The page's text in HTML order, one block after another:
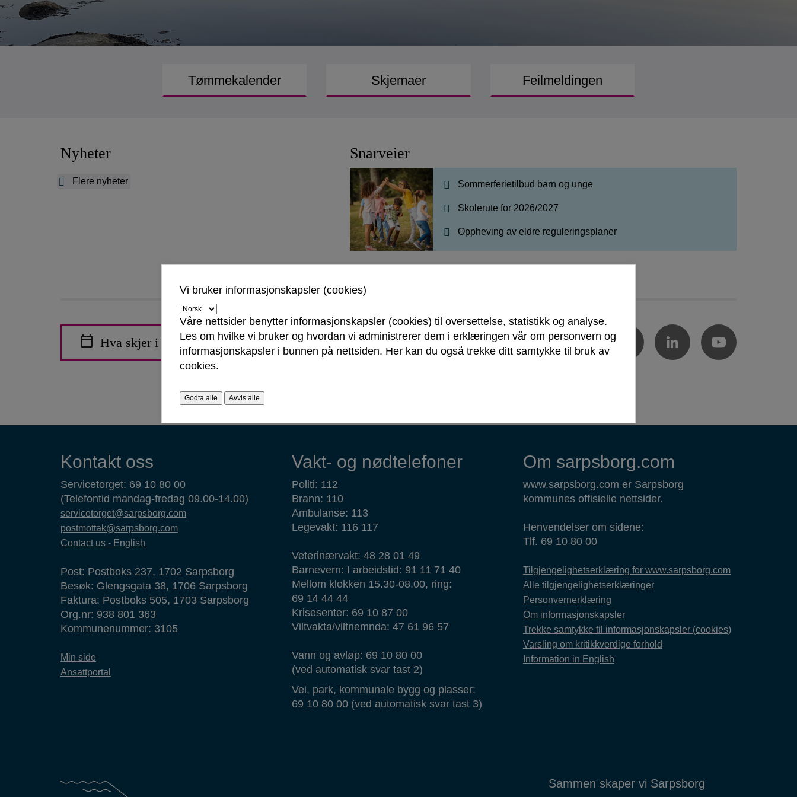
Tømmekalender Skjemaer Feilmeldingen
Nyheter
Flere nyheter
Snarveier
Sommerferietilbud barn og unge
Skolerute for 2026/2027
Oppheving av eldre reguleringsplaner
Hva skjer i Sarpsborg?
Kontaktinformasjon
Kontakt oss
Servicetorget: 69 10 80 00
(Telefontid mandag-fredag 09.00-14.00)
servicetorget@sarpsborg.com
postmottak@sarpsborg.com
Contact us - English
Post: Postboks 237, 1702 Sarpsborg
Besøk: Glengsgata 38, 1706 Sarpsborg
Faktura: Postboks 505, 1703 Sarpsborg
Org.nr: 938 801 363
Kommunenummer: 3105
Min side
Ansattportal
Vakt- og nødtelefoner
Politi: 112
Brann: 110
Ambulanse: 113
Legevakt: 116 117
Veterinærvakt: 48 28 01 49
Barnevern: I arbeidstid: 91 11 71 40
Mellom klokken 15.30-08.00, ring:
69 14 44 44
Krisesenter: 69 10 87 00
Viltvakta/viltnemnda: 47 61 96 57
Vann og avløp: 69 10 80 00
(ved automatisk svar tast 2)
Vei, park, kommunale bygg og plasser:
69 10 80 00 (ved automatisk svar tast 3)
Om sarpsborg.com
www.sarpsborg.com er Sarpsborg
kommunes offisielle nettsider.
Henvendelser om sidene:
Tlf. 69 10 80 00
Tilgjengelighetserklæring for www.sarpsborg.com
Alle tilgjengelighetserklæringer
Personvernerklæring
Om informasjonskapsler
Trekke samtykke til informasjonskapsler (cookies)
Varsling om kritikkverdige forhold
Information in English
Sammen skaper vi Sarpsborg
Vi bruker informasjonskapsler (cookies)
Våre nettsider benytter informasjonskapsler (cookies) til oversettelse, statistikk og analyse.
Les om hvilke vi bruker og hvordan vi administrerer dem i erklæringen vår om personvern og
informasjonskapsler i bunnen på nettsiden. Her kan du også trekke ditt samtykke til bruk av
cookies.
Godta alle Avvis alle